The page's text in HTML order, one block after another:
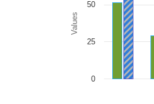
Values
0
25
50